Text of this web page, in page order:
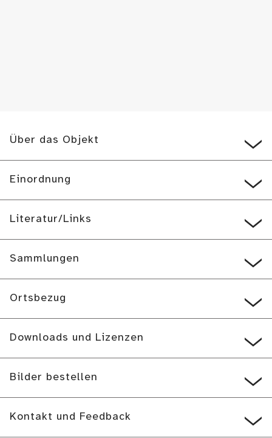
Über das Objekt
Einordnung
Literatur/Links
Sammlungen
Ortsbezug
Downloads und Lizenzen
Bilder bestellen
Kontakt und Feedback